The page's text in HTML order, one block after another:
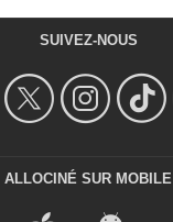
SUIVEZ-NOUS
ALLOCINÉ SUR MOBILE